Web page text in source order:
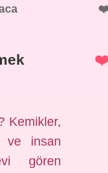
Kemikler,
ve insan
gören